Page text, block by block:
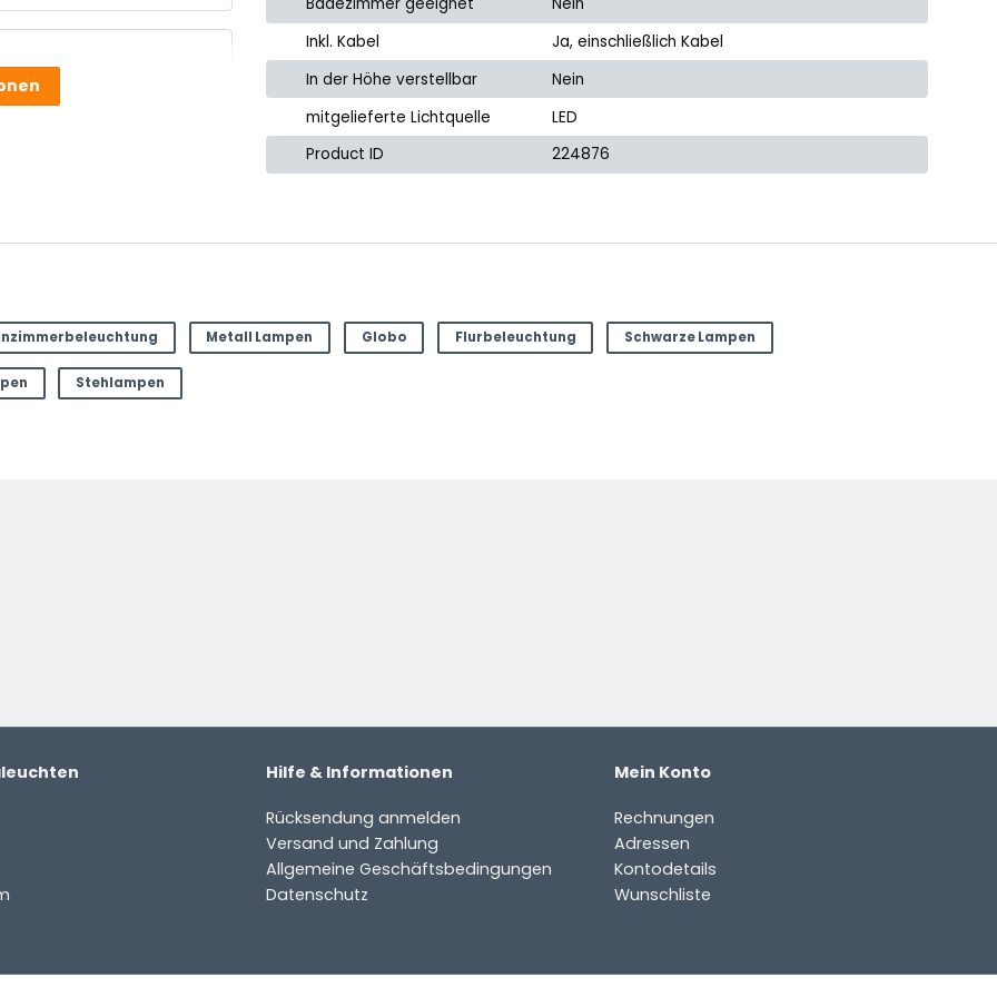
Inkl. Kabel
Ja, einschließlich Kabel
In der Höhe verstellbar
Nein
mitgelieferte Lichtquelle
LED
Product ID
224876
Metall Lampen Globo Flurbeleuchtung Schwarze Lampen
Stehlampen
Hilfe & Informationen
Rücksendung anmelden
Versand und Zahlung
Allgemeine Geschäftsbedingungen
Datenschutz
Mein Konto
Rechnungen
Adressen
Kontodetails
Wunschliste